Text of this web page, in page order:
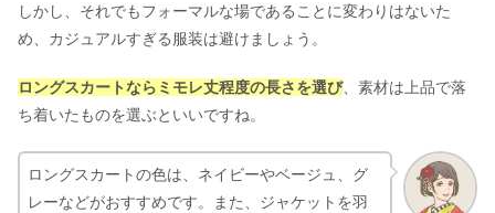
しかし、それでもフォーマルな場であることに変わりはないた
め、カジュアルすぎる服装は避けましょう。
ロングスカートならミモレ丈程度の長さを選び、素材は上品で落
ち着いたものを選ぶといいですね。
ロングスカートの色は、ネイビーやベージュ、グ
レーなどがおすすめです。また、ジャケットを羽